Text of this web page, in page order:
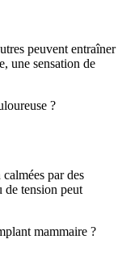
peuvent entraîner
une sensation de
?
par des
de tension peut
mammaire ?